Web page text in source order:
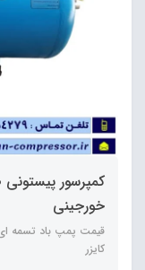
خورجینی
کایزر